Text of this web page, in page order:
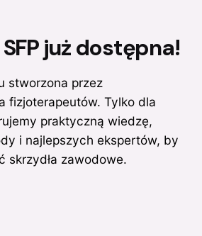
już dostępna!
stworzona przez
fizjoterapeutów. Tylko dla
praktyczną wiedzę,
i najlepszych ekspertów, by
skrzydła zawodowe.